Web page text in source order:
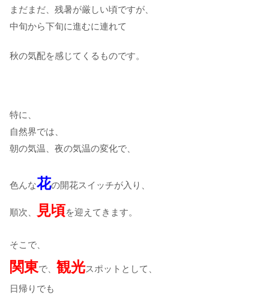
まだまだ、残暑が厳しい頃ですが、
中旬から下旬に進むに連れて
秋の気配を感じてくるものです。
特に、
自然界では、
朝の気温、夜の気温の変化で、
色んな花の開花スイッチが入り、
順次、 見頃を迎えてきます。
そこで、
関東で、 観光スポットとして、
日帰りでも